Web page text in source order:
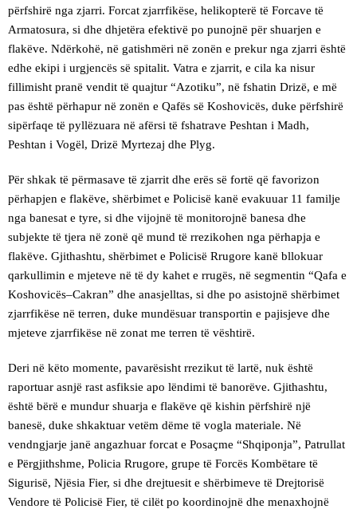
përfshirë nga zjarri. Forcat zjarrfikëse, helikopterë të Forcave të
Armatosura, si dhe dhjetëra efektivë po punojnë për shuarjen e
flakëve. Ndërkohë, në gatishmëri në zonën e prekur nga zjarri është
edhe ekipi i urgjencës së spitalit. Vatra e zjarrit, e cila ka nisur
fillimisht pranë vendit të quajtur “Azotiku”, në fshatin Drizë, e më
pas është përhapur në zonën e Qafës së Koshovicës, duke përfshirë
sipërfaqe të pyllëzuara në afërsi të fshatrave Peshtan i Madh,
Peshtan i Vogël, Drizë Myrtezaj dhe Plyg.
Për shkak të përmasave të zjarrit dhe erës së fortë që favorizon
përhapjen e flakëve, shërbimet e Policisë kanë evakuuar 11 familje
nga banesat e tyre, si dhe vijojnë të monitorojnë banesa dhe
subjekte të tjera në zonë që mund të rrezikohen nga përhapja e
flakëve. Gjithashtu, shërbimet e Policisë Rrugore kanë bllokuar
qarkullimin e mjeteve në të dy kahet e rrugës, në segmentin “Qafa e
Koshovicës–Cakran” dhe anasjelltas, si dhe po asistojnë shërbimet
zjarrfikëse në terren, duke mundësuar transportin e pajisjeve dhe
mjeteve zjarrfikëse në zonat me terren të vështirë.
Deri në këto momente, pavarësisht rrezikut të lartë, nuk është
raportuar asnjë rast asfiksie apo lëndimi të banorëve. Gjithashtu,
është bërë e mundur shuarja e flakëve që kishin përfshirë një
banesë, duke shkaktuar vetëm dëme të vogla materiale. Në
vendngjarje janë angazhuar forcat e Posaçme “Shqiponja”, Patrullat
e Përgjithshme, Policia Rrugore, grupe të Forcës Kombëtare të
Sigurisë, Njësia Fier, si dhe drejtuesit e shërbimeve të Drejtorisë
Vendore të Policisë Fier, të cilët po koordinojnë dhe menaxhojnë